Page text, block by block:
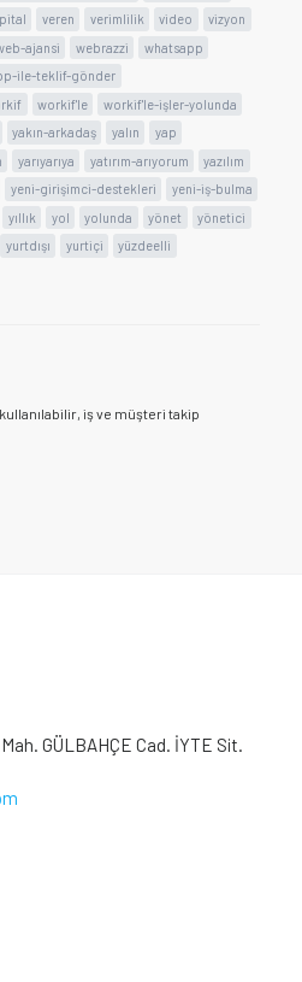
veren verimlilik video
vizyon
ajansi webrazzi
whatsapp
ile-teklif-gönder
workif'le
workif'le-işler-yolunda
yakın-arkadaş yalın
yap
yarıyarıya yatırım-arıyorum
yazılım
yeni-girişimci-destekleri
yeni-iş-bulma
yıllık yol yolunda yönet
yönetici
yurtdışı yurtiçi
yüzdeelli
iş ve müşteri takip
GÜLBAHÇE Cad. İYTE Sit.